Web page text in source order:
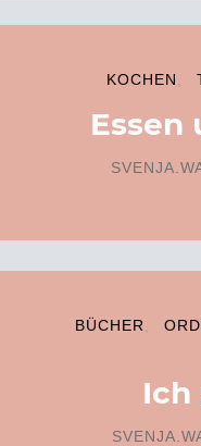
KOCHEN
Essen
BÜCHER
Ich